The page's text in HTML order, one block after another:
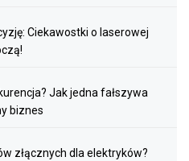
Ciekawostki o laserowej
Jak jedna fałszywa
biznes
złącznych dla elektryków?